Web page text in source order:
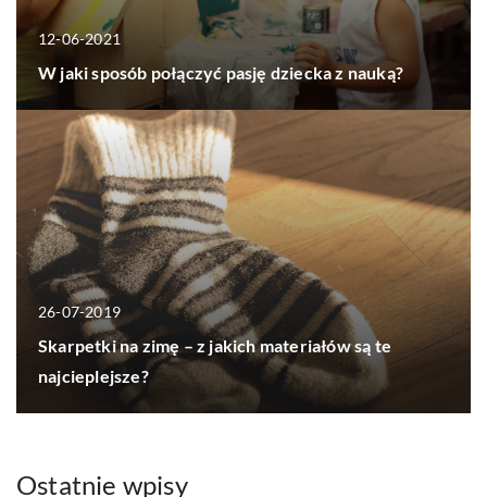
12-06-2021
W jaki sposób połączyć pasję dziecka z nauką?
26-07-2019
Skarpetki na zimę – z jakich materiałów są te
najcieplejsze?
Ostatnie wpisy